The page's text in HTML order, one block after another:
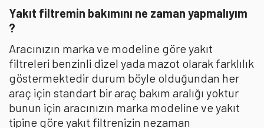
Yakıt filtremin bakımını ne zaman yapmalıyım
?
Aracınızın marka ve modeline göre yakıt
filtreleri benzinli dizel yada mazot olarak farklılık
göstermektedir durum böyle olduğundan her
araç için standart bir araç bakım aralığı yoktur
bunun için aracınızın marka modeline ve yakıt
tipine göre yakıt filtrenizin nezaman